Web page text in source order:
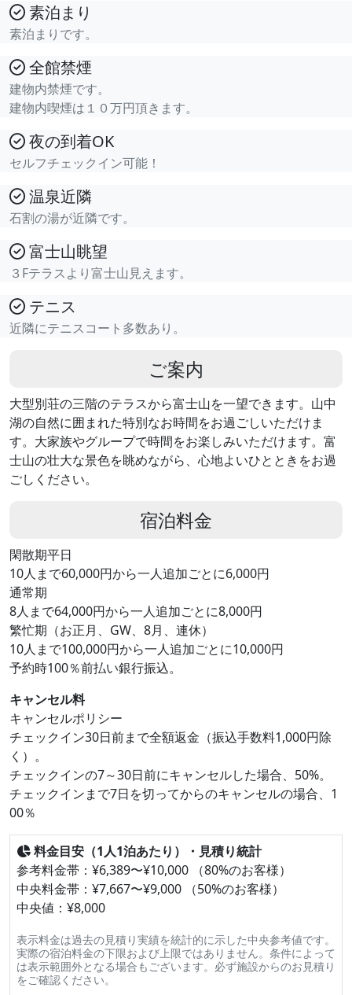
素泊まり
素泊まりです。
全館禁煙
建物内禁煙です。
建物内喫煙は１０万円頂きます。
夜の到着OK
セルフチェックイン可能！
温泉近隣
石割の湯が近隣です。
富士山眺望
３Fテラスより富士山見えます。
テニス
近隣にテニスコート多数あり。
ご案内
大型別荘の三階のテラスから富士山を一望できます。山中
湖の自然に囲まれた特別なお時間をお過ごしいただけま
す。大家族やグループで時間をお楽しみいただけます。富
士山の壮大な景色を眺めながら、心地よいひとときをお過
ごしください。
宿泊料金
閑散期平日
10人まで60,000円から一人追加ごとに6,000円
通常期
8人まで64,000円から一人追加ごとに8,000円
繁忙期（お正月、GW、8月、連休）
10人まで100,000円から一人追加ごとに10,000円
予約時100％前払い銀行振込。
キャンセル料
キャンセルポリシー
チェックイン30日前まで全額返金（振込手数料1,000円除
く）。
チェックインの7～30日前にキャンセルした場合、50%。
チェックインまで7日を切ってからのキャンセルの場合、1
00％
料金目安（1人1泊あたり）・見積り統計
参考料金帯：¥6,389〜¥10,000 （80%のお客様）
中央料金帯：¥7,667〜¥9,000 （50%のお客様）
中央値：¥8,000
表示料金は過去の見積り実績を統計的に示した中央参考値です。
実際の宿泊料金の下限および上限ではありません。条件によって
は表示範囲外となる場合もございます。必ず施設からのお見積り
をご確認ください。